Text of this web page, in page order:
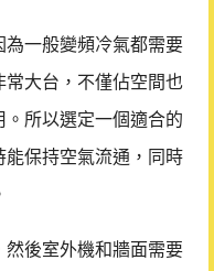
為一般變頻冷氣都需要
大台，不僅佔空間也
所以選定一個適合的
保持空氣流通，同時
然後室外機和牆面需要